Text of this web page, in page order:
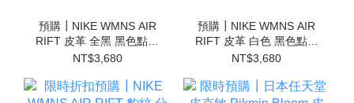
預購┃NIKE WMNS AIR
RIFT 皮革 全黑 黑色點點
分趾鞋 忍者鞋
NT$3,680
預購┃NIKE WMNS AIR
RIFT 皮革 白色 黑色點點
分趾鞋 忍者鞋
NT$3,680